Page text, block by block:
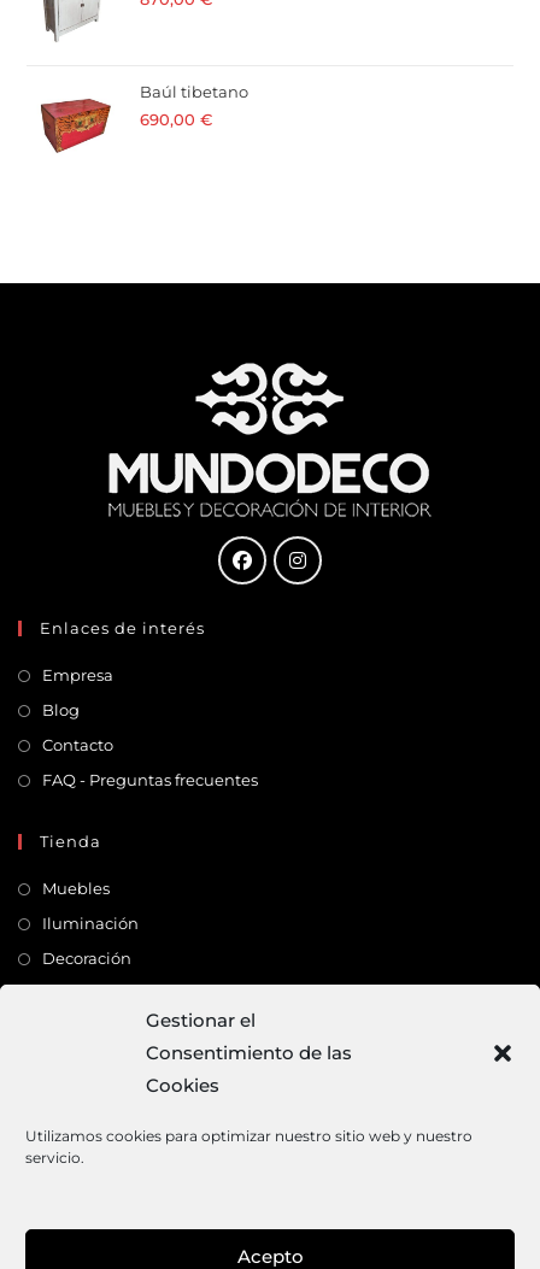
Gestionar el
Consentimiento de las
Cookies
Utilizamos cookies para optimizar nuestro sitio web y nuestro
servicio.
Acepto
Baúl tibetano
690,00€
Enlaces de interés
Empresa
Blog
Contacto
FAQ - Preguntas frecuentes
Tienda
Muebles
Iluminación
Decoración
Tlf: 682 363 503
Email: mundodeco@mundodeco.com